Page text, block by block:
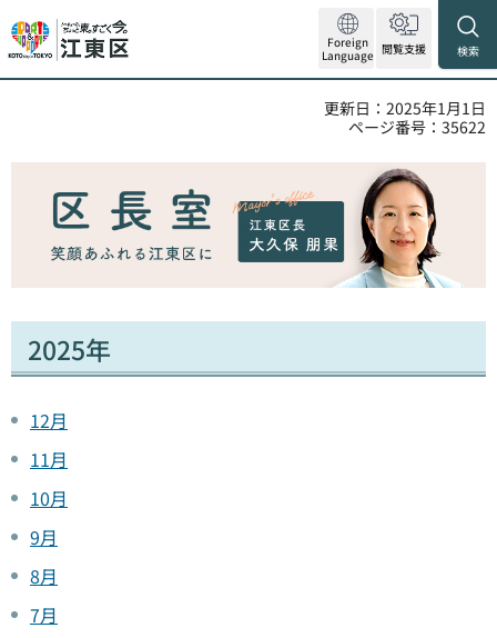
Foreign
Language 閲覧支援 検索
更新日：2025年1月1日
ページ番号：35622
2025年
12月
11月
10月
9月
8月
7月